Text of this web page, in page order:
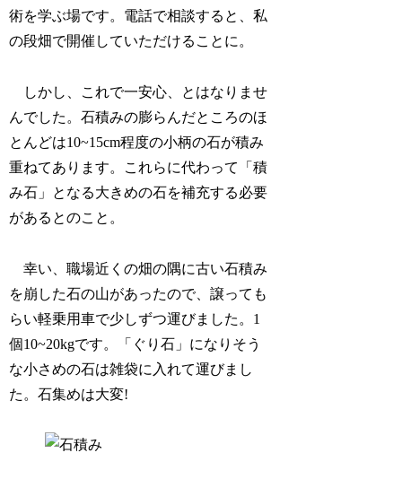
術を学ぶ場です。電話で相談すると、私
の段畑で開催していただけることに。
しかし、これで一安心、とはなりませ
んでした。石積みの膨らんだところのほ
とんどは10~15cm程度の小柄の石が積み
重ねてあります。これらに代わって「積
み石」となる大きめの石を補充する必要
があるとのこと。
幸い、職場近くの畑の隅に古い石積み
を崩した石の山があったので、譲っても
らい軽乗用車で少しずつ運びました。1
個10~20kgです。「ぐり石」になりそう
な小さめの石は雑袋に入れて運びまし
た。石集めは大変!